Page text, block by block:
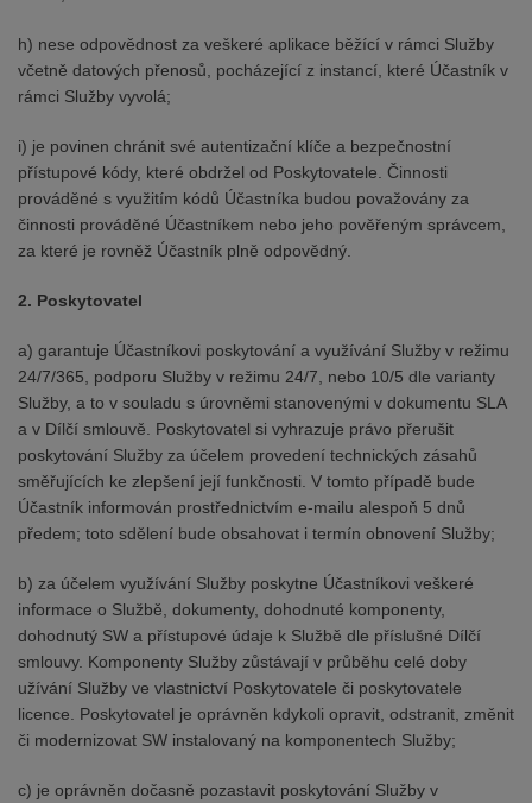
h) nese odpovědnost za veškeré aplikace běžící v rámci Služby
včetně datových přenosů, pocházející z instancí, které Účastník v
rámci Služby vyvolá;
i) je povinen chránit své autentizační klíče a bezpečnostní
přístupové kódy, které obdržel od Poskytovatele. Činnosti
prováděné s využitím kódů Účastníka budou považovány za
činnosti prováděné Účastníkem nebo jeho pověřeným správcem,
za které je rovněž Účastník plně odpovědný.
2. Poskytovatel
a) garantuje Účastníkovi poskytování a využívání Služby v režimu
24/7/365, podporu Služby v režimu 24/7, nebo 10/5 dle varianty
Služby, a to v souladu s úrovněmi stanovenými v dokumentu SLA
a v Dílčí smlouvě. Poskytovatel si vyhrazuje právo přerušit
poskytování Služby za účelem provedení technických zásahů
směřujících ke zlepšení její funkčnosti. V tomto případě bude
Účastník informován prostřednictvím e-mailu alespoň 5 dnů
předem; toto sdělení bude obsahovat i termín obnovení Služby;
b) za účelem využívání Služby poskytne Účastníkovi veškeré
informace o Službě, dokumenty, dohodnuté komponenty,
dohodnutý SW a přístupové údaje k Službě dle příslušné Dílčí
smlouvy. Komponenty Služby zůstávají v průběhu celé doby
užívání Služby ve vlastnictví Poskytovatele či poskytovatele
licence. Poskytovatel je oprávněn kdykoli opravit, odstranit, změnit
či modernizovat SW instalovaný na komponentech Služby;
c) je oprávněn dočasně pozastavit poskytování Služby v